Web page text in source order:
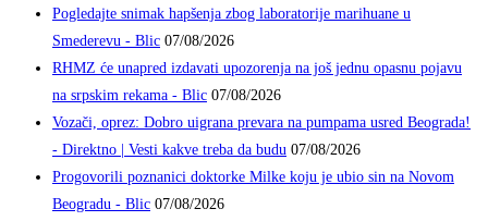
Pogledajte snimak hapšenja zbog laboratorije marihuane u
Smederevu - Blic 07/08/2026
RHMZ će unapred izdavati upozorenja na još jednu opasnu pojavu
na srpskim rekama - Blic 07/08/2026
Vozači, oprez: Dobro uigrana prevara na pumpama usred Beograda!
- Direktno | Vesti kakve treba da budu 07/08/2026
Progovorili poznanici doktorke Milke koju je ubio sin na Novom
Beogradu - Blic 07/08/2026